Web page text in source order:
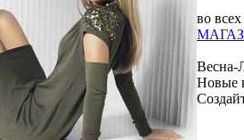
во всех
Весна-
Новые